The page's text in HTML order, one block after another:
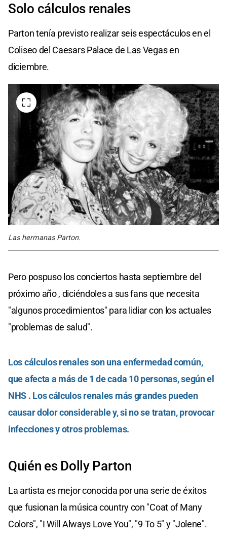
Solo cálculos renales
Parton tenía previsto realizar seis espectáculos en el
Coliseo del Caesars Palace de Las Vegas en
diciembre.
Las hermanas Parton.
Pero pospuso los conciertos hasta septiembre del
próximo año , diciéndoles a sus fans que necesita
"algunos procedimientos" para lidiar con los actuales
"problemas de salud".
Los cálculos renales son una enfermedad común,
que afecta a más de 1 de cada 10 personas, según el
NHS . Los cálculos renales más grandes pueden
causar dolor considerable y, si no se tratan, provocar
infecciones y otros problemas.
Quién es Dolly Parton
La artista es mejor conocida por una serie de éxitos
que fusionan la música country con "Coat of Many
Colors", "I Will Always Love You", "9 To 5" y "Jolene".